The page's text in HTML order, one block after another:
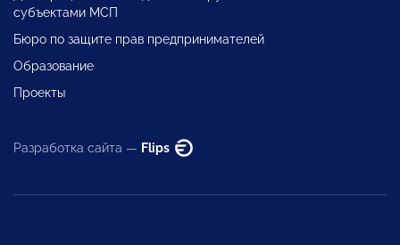
субъектами МСП
Бюро по защите прав предпринимателей
Образование
Проекты
Разработка сайта — Flips